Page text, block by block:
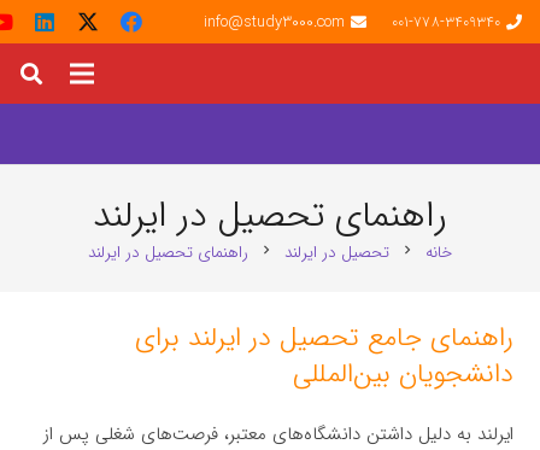
001-778-3409340
info@study3000.com
راهنمای تحصیل در ایرلند
خانه chevron_right تحصیل در ایرلند chevron_right راهنمای تحصیل در ایرلند
راهنمای جامع تحصیل در ایرلند برای
دانشجویان بین‌المللی
ایرلند به دلیل داشتن دانشگاه‌های معتبر، فرصت‌های شغلی پس از